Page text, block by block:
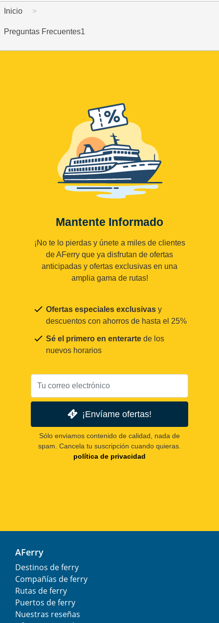
Inicio
Preguntas Frecuentes1
Mantente Informado
¡No te lo pierdas y únete a miles de clientes
de AFerry que ya disfrutan de ofertas
anticipadas y ofertas exclusivas en una
amplia gama de rutas!
Ofertas especiales exclusivas y
descuentos con ahorros de hasta el 25%
Sé el primero en enterarte de los
nuevos horarios
¡Envíame ofertas!
Sólo enviamos contenido de calidad, nada de
spam. Cancela tu suscripción cuando quieras.
política de privacidad
AFerry
Destinos de ferry
Compañías de ferry
Rutas de ferry
Puertos de ferry
Nuestras reseñas